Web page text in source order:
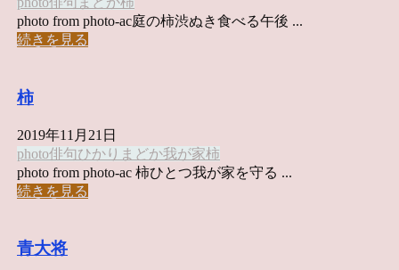
photo from photo-ac庭の柿渋ぬき食べる午後 ...
続きを見る
柿
2019年11月21日
photo俳句ひかり まどか我が家柿
photo from photo-ac 柿ひとつ我が家を守る ...
続きを見る
青大将